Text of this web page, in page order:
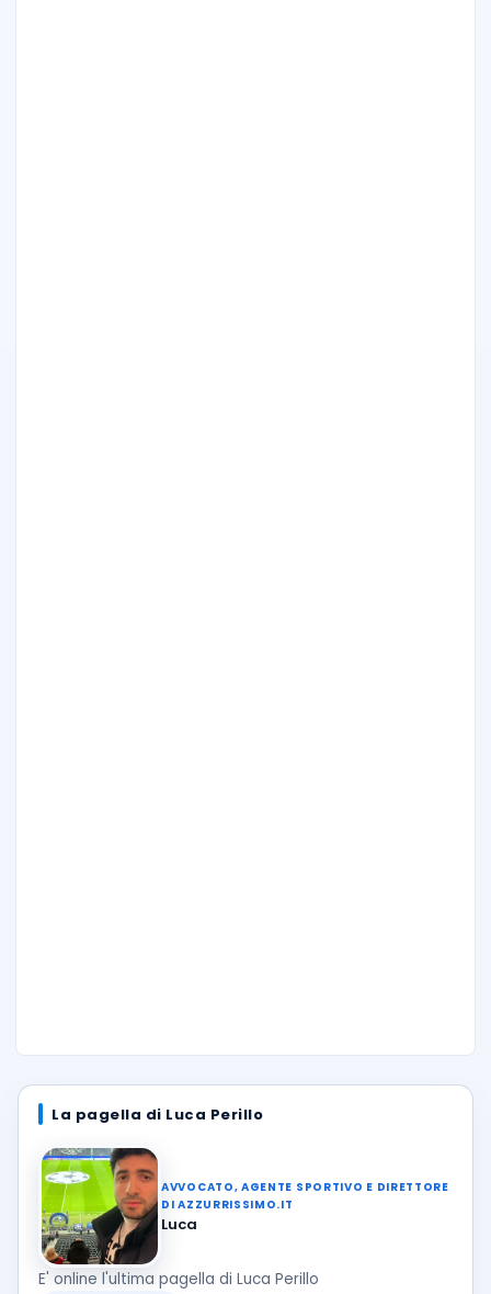
La pagella di Luca Perillo
AVVOCATO, AGENTE SPORTIVO E DIRETTORE
DI AZZURRISSIMO.IT
Luca
E' online l'ultima pagella di Luca Perillo